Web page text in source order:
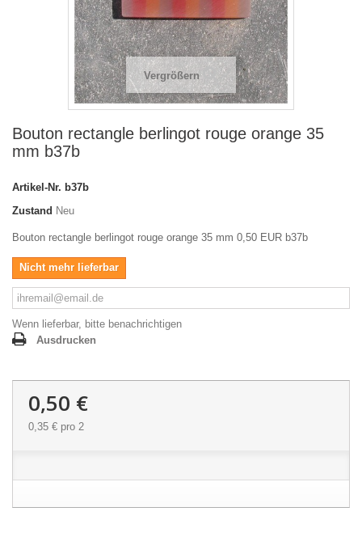
Vergrößern
Bouton rectangle berlingot rouge orange 35
mm b37b
Artikel-Nr. b37b
Zustand Neu
Bouton rectangle berlingot rouge orange 35 mm 0,50 EUR b37b
Nicht mehr lieferbar
Wenn lieferbar, bitte benachrichtigen
Ausdrucken
0,50 €
0,35 € pro 2